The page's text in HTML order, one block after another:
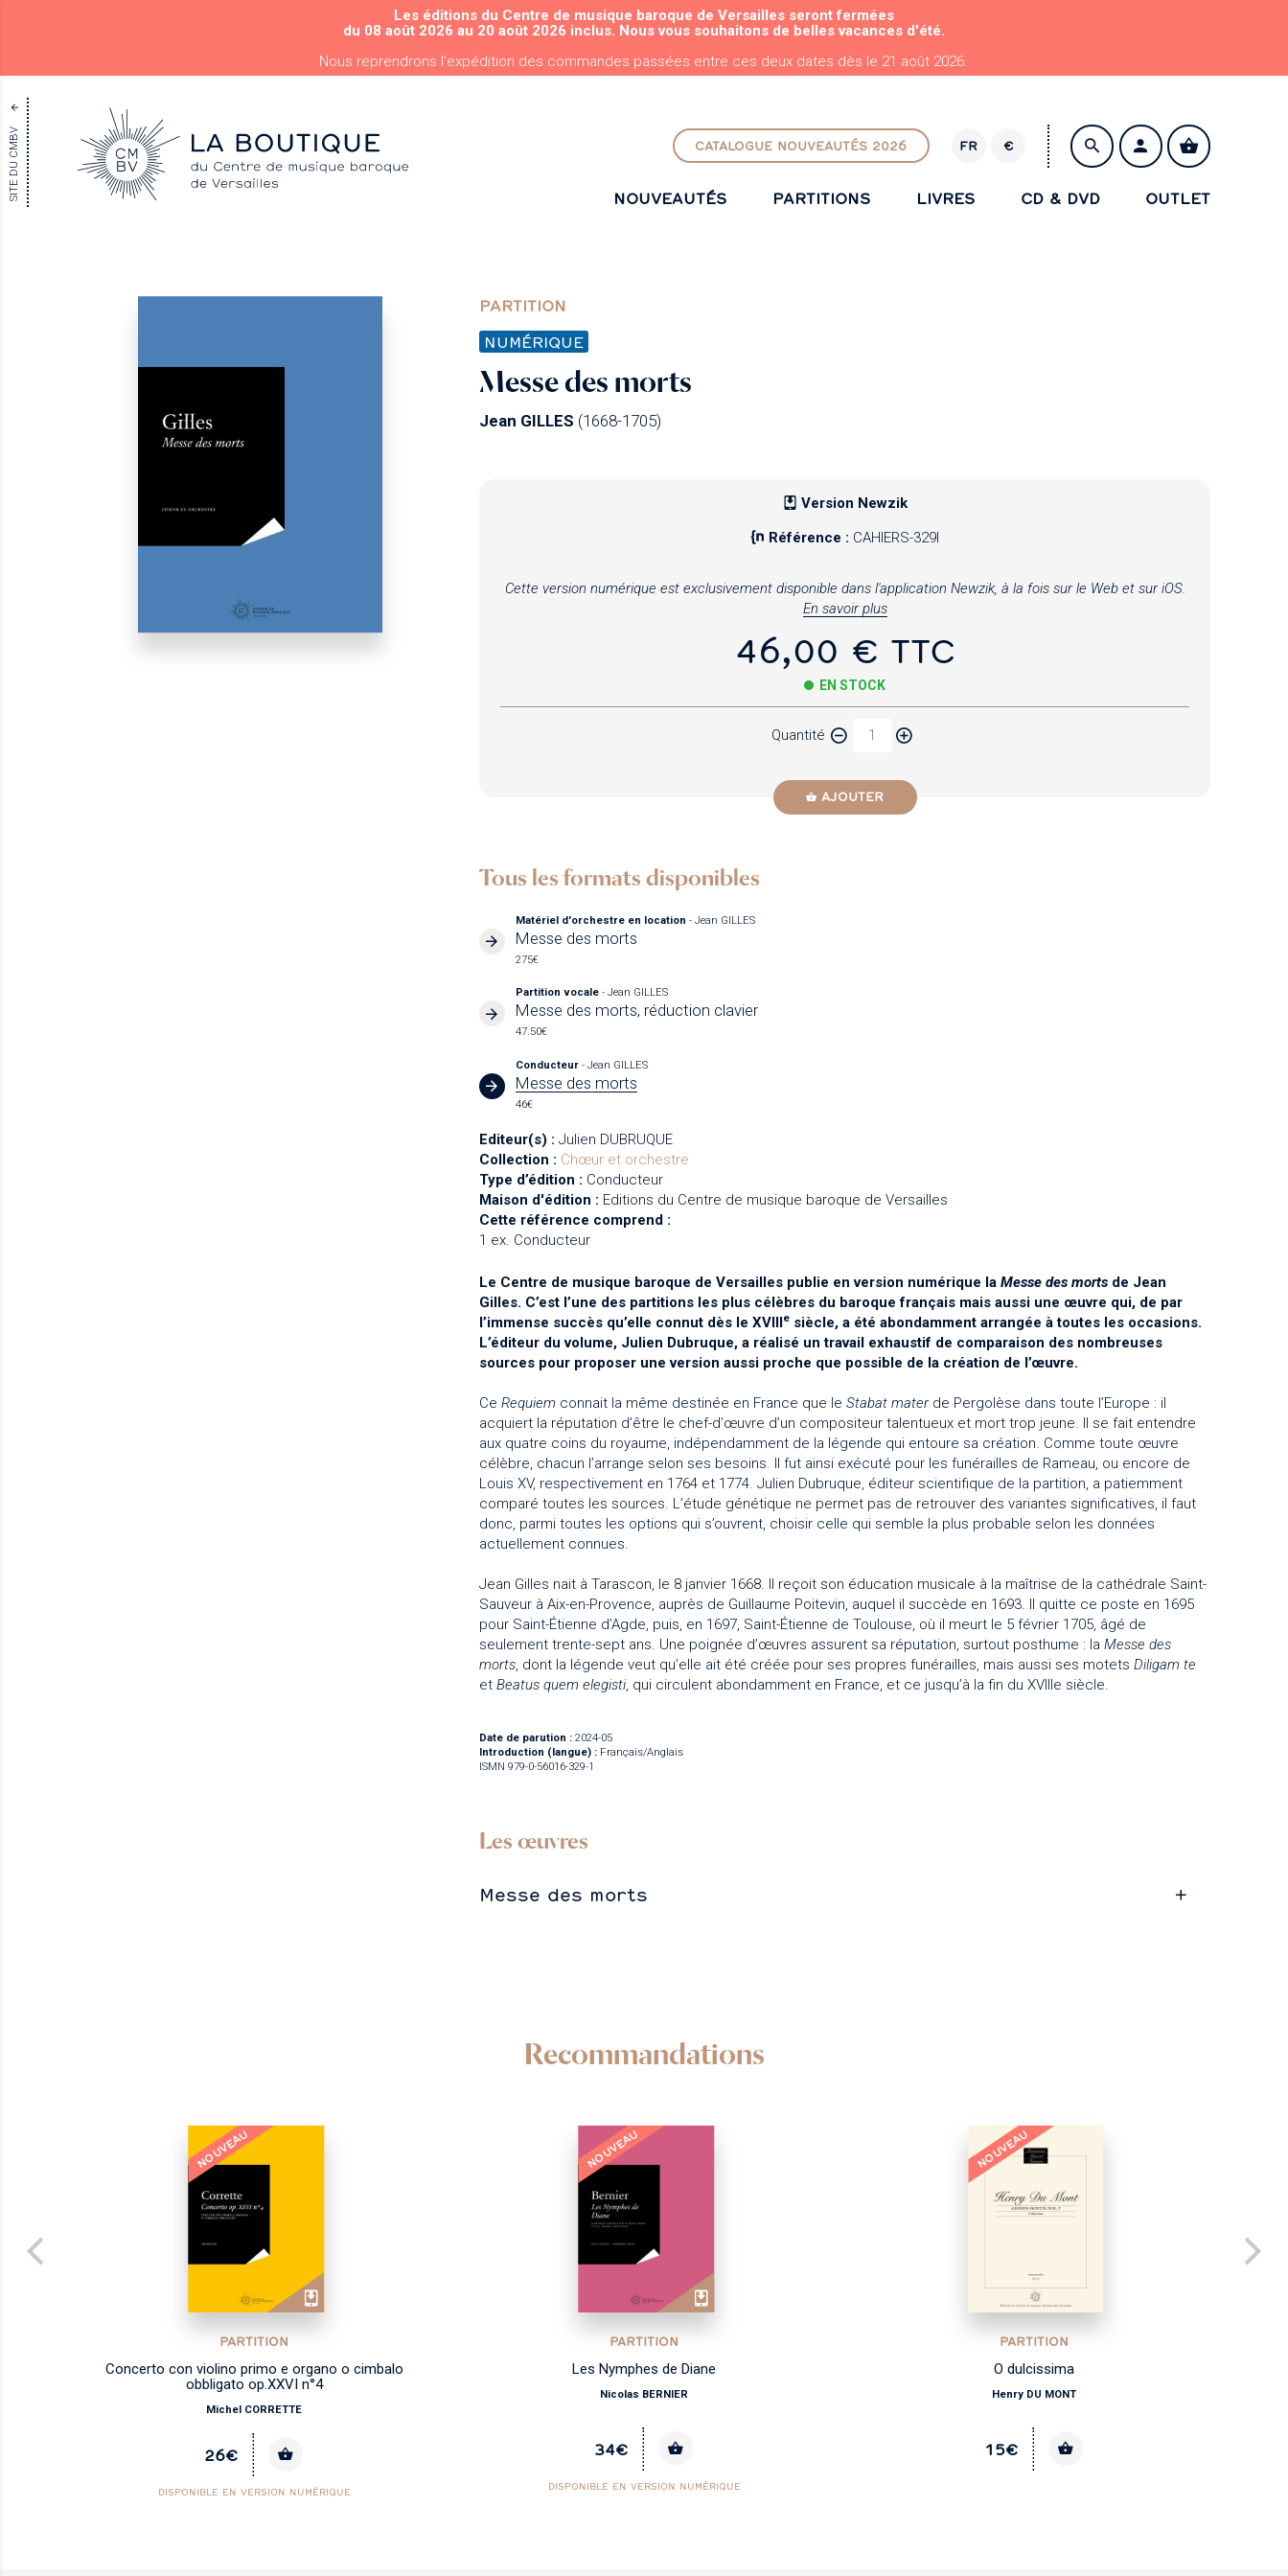
ALLER AU CONTENU PRINCIPAL
Les éditions du Centre de musique baroque de Versailles seront fermées
du 08 août 2026 au 20 août 2026 inclus. Nous vous souhaitons de belles vacances d'été.
Nous reprendrons l'expédition des commandes passées entre ces deux dates dès le 21 août 2026.
SITE DU CMBV CATALOGUE NOUVEAUTÉS 2026 FR
R
€
NOUVEAUTÉS PARTITIONS LIVRES CD & DVD OUTLET
PARTITION
NUMÉRIQUE
Messe des morts
Jean GILLES (1668-1705)
Version Newzik
Référence : CAHIERS-329I
Cette version numérique est exclusivement disponible dans l'application Newzik, à la fois sur le Web et sur iOS.
En savoir plus
46,00 € TTC
EN STOCK
Quantité
AJOUTER
Tous les formats disponibles
Matériel d'orchestre en location- Jean GILLES
Messe des morts
275€
Partition vocale- Jean GILLES
Messe des morts, réduction clavier
47.50€
Conducteur- Jean GILLES
Messe des morts
46€
Editeur(s) : Julien DUBRUQUE
Collection : Chœur et orchestre
Type d’édition : Conducteur
Maison d'édition : Editions du Centre de musique baroque de Versailles
Cette référence comprend :
1 ex. Conducteur
Le Centre de musique baroque de Versailles publie en version numérique la Messe des mortsde Jean
Gilles. C’est l’une des partitions les plus célèbres du baroque français mais aussi une œuvre qui, de par
l’immense succès qu’elle connut dès le XVIIIesiècle, a été abondamment arrangée à toutes les occasions.
L’éditeur du volume, Julien Dubruque, a réalisé un travail exhaustif de comparaison des nombreuses
sources pour proposer une version aussi proche que possible de la création de l’œuvre.
Ce Requiem connait la même destinée en France que le Stabat materde Pergolèse dans toute l’Europe : il
acquiert la réputation d’être le chef-d’œuvre d’un compositeur talentueux et mort trop jeune. Il se fait entendre
aux quatre coins du royaume, indépendamment de la légende qui entoure sa création. Comme toute œuvre
célèbre, chacun l’arrange selon ses besoins. Il fut ainsi exécuté pour les funérailles de Rameau, ou encore de
Louis XV, respectivement en 1764 et 1774. Julien Dubruque, éditeur scientifique de la partition, a patiemment
comparé toutes les sources. L’étude génétique ne permet pas de retrouver des variantes significatives, il faut
donc, parmi toutes les options qui s’ouvrent, choisir celle qui semble la plus probable selon les données
actuellement connues.
Jean Gilles nait à Tarascon, le 8 janvier 1668. Il reçoit son éducation musicale à la maîtrise de la cathédrale Saint-
Sauveur à Aix-en-Provence, auprès de Guillaume Poitevin, auquel il succède en 1693. Il quitte ce poste en 1695
pour Saint-Étienne d’Agde, puis, en 1697, Saint-Étienne de Toulouse, où il meurt le 5 février 1705, âgé de
seulement trente-sept ans. Une poignée d’œuvres assurent sa réputation, surtout posthume : la Messe des
morts, dont la légende veut qu’elle ait été créée pour ses propres funérailles, mais aussi ses motets Diligam te
et Beatus quem elegisti, qui circulent abondamment en France, et ce jusqu’à la fin du XVIIIe siècle.
Date de parution : 2024-05
Introduction (langue) : Français/Anglais
ISMN 979-0-56016-329-1
Les œuvres
Messe des morts
Recommandations
NOUVEAU
PARTITION
Concerto con violino primo e organo o cimbalo
obbligato op.XXVI n°4
Michel CORRETTE
26€
DISPONIBLE EN VERSION NUMÉRIQUE
NOUVEAU
PARTITION
Les Nymphes de Diane
Nicolas BERNIER
34€
DISPONIBLE EN VERSION NUMÉRIQUE
NOUVEAU
PARTITION
O dulcissima
Henry DU MONT
15€